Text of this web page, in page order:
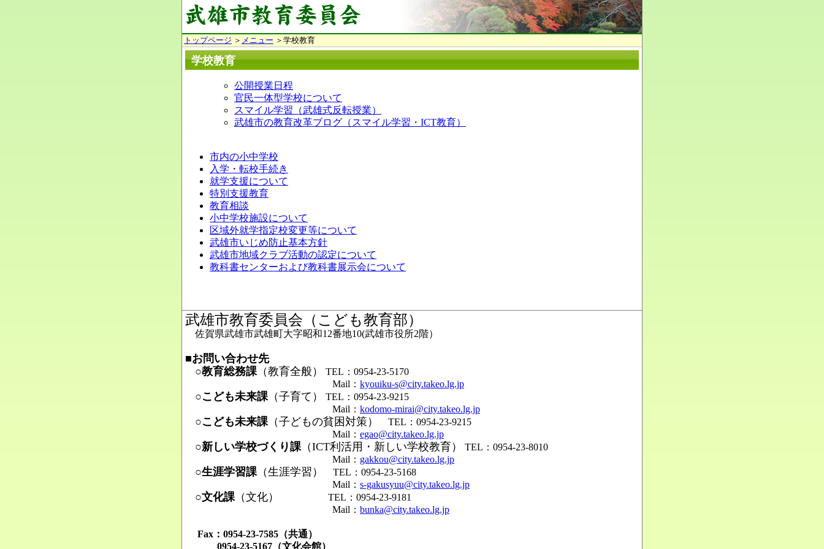
トップページ ＞ メニュー ＞学校教育
学校教育
公開授業日程
官民一体型学校について
スマイル学習（武雄式反転授業）
武雄市の教育改革ブログ（スマイル学習・ICT教育）
市内の小中学校
入学・転校手続き
就学支援について
特別支援教育
教育相談
小中学校施設について
区域外就学指定校変更等について
武雄市いじめ防止基本方針
武雄市地域クラブ活動の認定について
教科書センターおよび教科書展示会について
武雄市教育委員会（こども教育部）
佐賀県武雄市武雄町大字昭和12番地10(武雄市役所2階）
■お問い合わせ先
○教育総務課（教育全般）
TEL：0954-23-5170
Mail： kyouiku-s@city.takeo.lg.jp
○こども未来課（子育て）
TEL：0954-23-9215
Mail： kodomo-mirai@city.takeo.lg.jp
○こども未来課（子どもの貧困対策）
TEL：0954-23-9215
Mail： egao@city.takeo.lg.jp
○新しい学校づくり課（ICT利活用・新しい学校教育）
TEL：0954-23-8010
Mail： gakkou@city.takeo.lg.jp
○生涯学習課（生涯学習）
TEL：0954-23-5168
Mail： s-gakusyuu@city.takeo.lg.jp
○文化課（文化）
TEL：0954-23-9181
Mail： bunka@city.takeo.lg.jp
Fax：0954-23-7585（共通）
0954-23-5167（文化会館）